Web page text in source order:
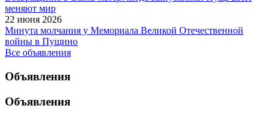
меняют мир
22 июня 2026
Минута молчания у Мемориала Великой Отечественной
войны в Пущино
Все объявления
Объявления
Объявления